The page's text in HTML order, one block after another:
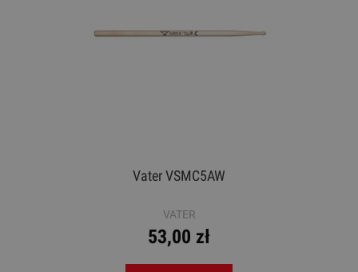
Vater VSMC5AW
VATER
53,00 zł